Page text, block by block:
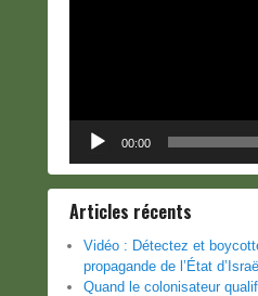
00:00
Articles récents
Vidéo : Détectez et
propagande de l’État d’Israël
Quand le colonisateur